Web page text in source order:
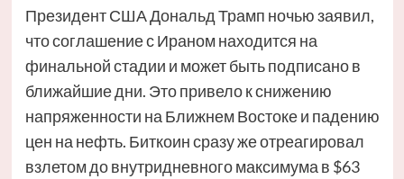
Президент США Дональд Трамп ночью заявил,
что соглашение с Ираном находится на
финальной стадии и может быть подписано в
ближайшие дни. Это привело к снижению
напряженности на Ближнем Востоке и падению
цен на нефть. Биткоин сразу же отреагировал
взлетом до внутридневного максимума в $63